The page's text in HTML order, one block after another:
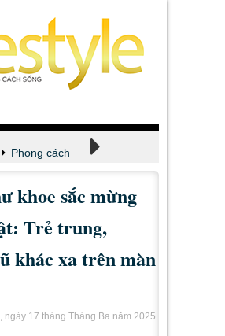
Phong cách
khoe sắc mừng
Trẻ trung,
khác xa trên màn
ngày 17 tháng Tháng Ba năm 2025